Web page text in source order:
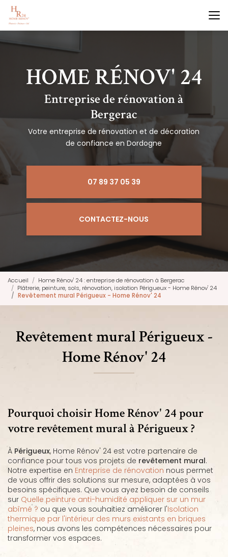
Aller
contenu
principal
Entreprise de rénovation à
Bergerac
Votre entreprise de rénovation et de décoration
de confiance en Dordogne
07 89 37 05 39
CONTACTEZ-NOUS
Accueil
Home Rénov' 24 : entreprise de rénovation à Bergerac
Plâtrerie, peinture, sols, rénovation, isolation Périgueux - Home Rénov' 24
Revêtement mural Périgueux - Home Rénov' 24
Revêtement mural Périgueux -
Home Rénov' 24
Pourquoi choisir Home Rénov' 24 pour
votre revêtement mural à Périgueux ?
À Périgueux, Home Rénov' 24 est votre partenaire de
confiance pour tous vos projets de revêtement mural.
Notre expertise en Entreprise de rénovation nous permet
de vous offrir des solutions sur mesure, adaptées à vos
besoins spécifiques. Que vous ayez besoin de conseils
sur Quelle peinture anti-humidité appliquer sur un mur
abîmé ? ou que vous souhaitiez améliorer l'Isolation
thermique par l'intérieur des murs existants en briques
pleines, nous avons les compétences nécessaires pour
transformer vos espaces.